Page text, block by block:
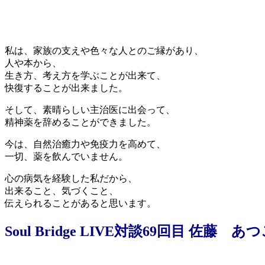
私は、家族の支えや色々な人とのご縁があり、
人や本から、
生き方、考え方を学ぶことが出来て、
快復することが出来ました。
そして、素晴らしい主治医に出会って、
精神薬を辞めることができました。
今は、自然治癒力や免疫力を高めて、
一切、薬を飲んでいません。
心の病気を経験した私だから、
出来ること、気づくこと、
伝えられることがあると思います。
Soul Bridge LIVE対談69回目 佐藤 あつ